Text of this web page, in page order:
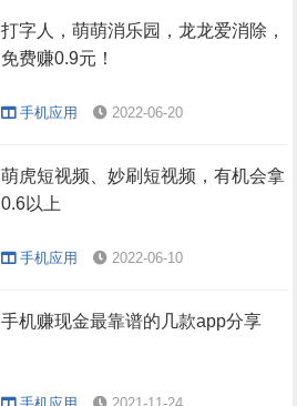
打字人，萌萌消乐园，龙龙爱消除，
免费赚0.9元！
手机应用 2022-06-20
萌虎短视频、妙刷短视频，有机会拿
0.6以上
手机应用 2022-06-10
手机赚现金最靠谱的几款app分享